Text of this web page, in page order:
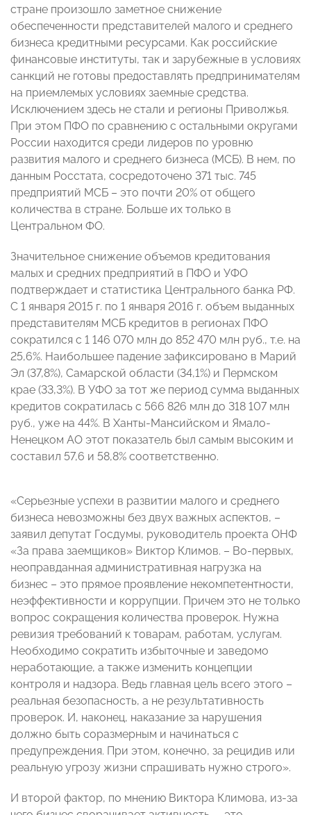
стране произошло заметное снижение
обеспеченности представителей малого и среднего
бизнеса кредитными ресурсами. Как российские
финансовые институты, так и зарубежные в условиях
санкций не готовы предоставлять предпринимателям
на приемлемых условиях заемные средства.
Исключением здесь не стали и регионы Приволжья.
При этом ПФО по сравнению с остальными округами
России находится среди лидеров по уровню
развития малого и среднего бизнеса (МСБ). В нем, по
данным Росстата, сосредоточено 371 тыс. 745
предприятий МСБ – это почти 20% от общего
количества в стране. Больше их только в
Центральном ФО.
Значительное снижение объемов кредитования
малых и средних предприятий в ПФО и УФО
подтверждает и статистика Центрального банка РФ.
С 1 января 2015 г. по 1 января 2016 г. объем выданных
представителям МСБ кредитов в регионах ПФО
сократился с 1 146 070 млн до 852 470 млн руб., т.е. на
25,6%. Наибольшее падение зафиксировано в Марий
Эл (37,8%), Самарской области (34,1%) и Пермском
крае (33,3%). В УФО за тот же период сумма выданных
кредитов сократилась с 566 826 млн до 318 107 млн
руб., уже на 44%. В Ханты-Мансийском и Ямало-
Ненецком АО этот показатель был самым высоким и
составил 57,6 и 58,8% соответственно.
«Серьезные успехи в развитии малого и среднего
бизнеса невозможны без двух важных аспектов, –
заявил депутат Госдумы, руководитель проекта ОНФ
«За права заемщиков» Виктор Климов. – Во-первых,
неоправданная административная нагрузка на
бизнес – это прямое проявление некомпетентности,
неэффективности и коррупции. Причем это не только
вопрос сокращения количества проверок. Нужна
ревизия требований к товарам, работам, услугам.
Необходимо сократить избыточные и заведомо
неработающие, а также изменить концепции
контроля и надзора. Ведь главная цель всего этого –
реальная безопасность, а не результативность
проверок. И, наконец, наказание за нарушения
должно быть соразмерным и начинаться с
предупреждения. При этом, конечно, за рецидив или
реальную угрозу жизни спрашивать нужно строго».
И второй фактор, по мнению Виктора Климова, из-за